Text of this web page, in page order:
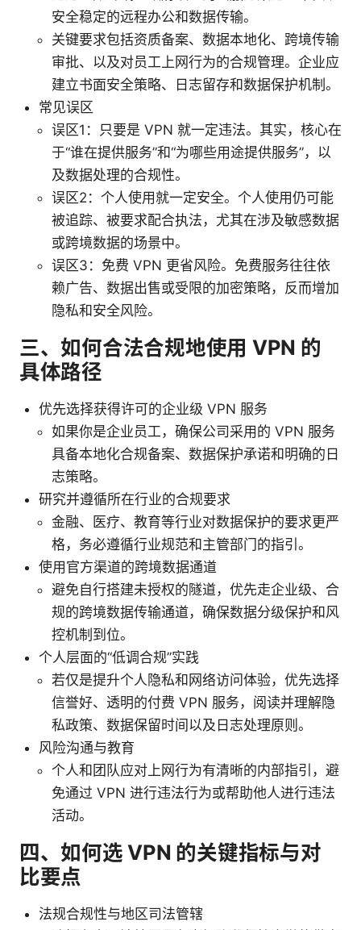
安全稳定的远程办公和数据传输。
关键要求包括资质备案、数据本地化、跨境传输
审批、以及对员工上网行为的合规管理。企业应
建立书面安全策略、日志留存和数据保护机制。
常见误区
误区1：只要是 VPN 就一定违法。其实，核心在
于“谁在提供服务”和“为哪些用途提供服务”，以
及数据处理的合规性。
误区2：个人使用就一定安全。个人使用仍可能
被追踪、被要求配合执法，尤其在涉及敏感数据
或跨境数据的场景中。
误区3：免费 VPN 更省风险。免费服务往往依
赖广告、数据出售或受限的加密策略，反而增加
隐私和安全风险。
三、如何合法合规地使用 VPN 的
具体路径
优先选择获得许可的企业级 VPN 服务
如果你是企业员工，确保公司采用的 VPN 服务
具备本地化合规备案、数据保护承诺和明确的日
志策略。
研究并遵循所在行业的合规要求
金融、医疗、教育等行业对数据保护的要求更严
格，务必遵循行业规范和主管部门的指引。
使用官方渠道的跨境数据通道
避免自行搭建未授权的隧道，优先走企业级、合
规的跨境数据传输通道，确保数据分级保护和风
控机制到位。
个人层面的“低调合规”实践
若仅是提升个人隐私和网络访问体验，优先选择
信誉好、透明的付费 VPN 服务，阅读并理解隐
私政策、数据保留时间以及日志处理原则。
风险沟通与教育
个人和团队应对上网行为有清晰的内部指引，避
免通过 VPN 进行违法行为或帮助他人进行违法
活动。
四、如何选 VPN 的关键指标与对
比要点
法规合规性与地区司法管辖